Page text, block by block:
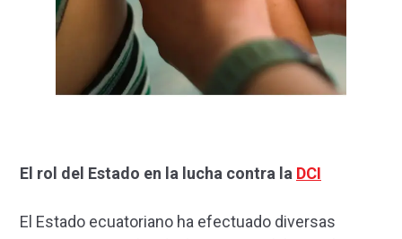
El rol del Estado en la lucha contra la DCI
El Estado ecuatoriano ha efectuado diversas